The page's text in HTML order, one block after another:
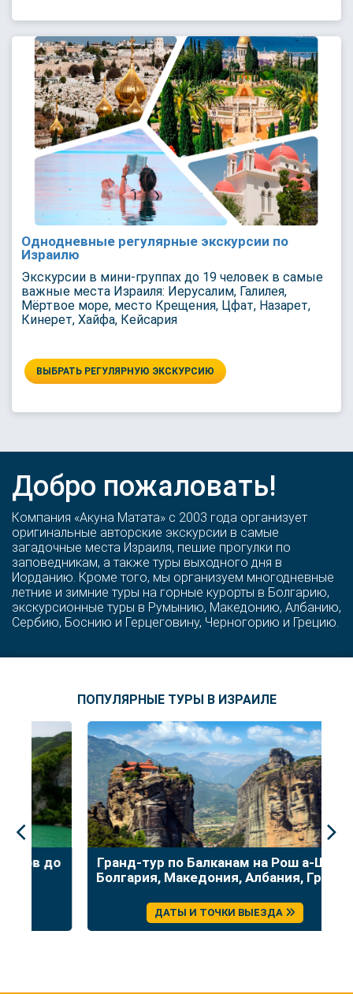
Однодневные регулярные экскурсии по
Израилю
Экскурсии в мини-группах до 19 человек в самые
важные места Израиля: Иерусалим, Галилея,
Мёртвое море, место Крещения, Цфат, Назарет,
Кинерет, Хайфа, Кейсария
ВЫБРАТЬ РЕГУЛЯРНУЮ ЭКСКУРСИЮ
Добро пожаловать!
Компания «Акуна Матата» с 2003 года организует
оригинальные авторские экскурсии в самые
загадочные места Израиля, пешие прогулки по
заповедникам, а также туры выходного дня в
Иорданию. Кроме того, мы организуем многодневные
летние и зимние туры на горные курорты в Болгарию,
экскурсионные туры в Румынию, Македонию, Албанию,
Сербию, Боснию и Герцеговину, Черногорию и Грецию.
ПОПУЛЯРНЫЕ ТУРЫ В ИЗРАИЛЕ
Гранд-тур по Балканам на Рош а-Шана:
Болгария, Македония, Албания, Греция
ДАТЫ И ТОЧКИ ВЫЕЗДА